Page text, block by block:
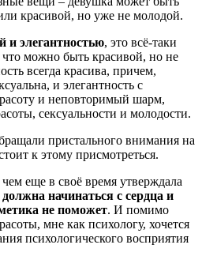
красивой, но уже не молодой.
и элегантностью, это всё-таки
можно быть красивой, но не
всегда красива, причем,
и элегантность с
и неповторимый шарм,
сексуальности и молодости.
пристального внимания на
к этому присмотреться.
еще в своё время утверждала
должна начинаться с сердца и
не поможет. И помимо
мне как психологу, хочется
психологического восприятия